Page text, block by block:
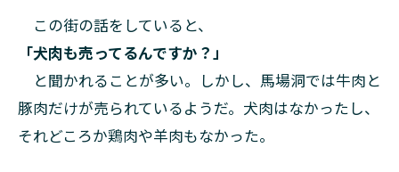
この街の話をしていると、
「犬肉も売ってるんですか？」
と聞かれることが多い。しかし、馬場洞では牛肉と
豚肉だけが売られているようだ。犬肉はなかったし、
それどころか鶏肉や羊肉もなかった。